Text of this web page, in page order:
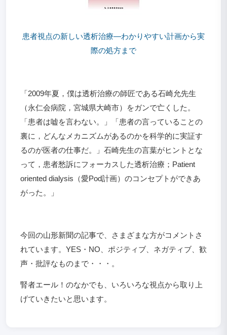
患者視点の新しい透析治療―わかりやすい計画から実
際の処方まで
「2009年夏，僕は透析治療の師匠である石崎允先生
（永仁会病院，宮城県大崎市）をガンで亡くした。
「患者は嘘を言わない。」「患者の言っていることの
裏に，どんなメカニズムがあるのかを科学的に実証す
るのが医者の仕事だ。」石崎先生の言葉がヒントとな
って，患者愁訴にフォーカスした透析治療；Patient
oriented dialysis（愛Pod計画）のコンセプトができあ
がった。」
今回の山形新聞の記事で、さまざまな方がコメントさ
れています。YES・NO、ポジティブ、ネガティブ、歓
声・批評なものまで・・・。
腎者エール！のなかでも、いろいろな視点から取り上
げていきたいと思います。